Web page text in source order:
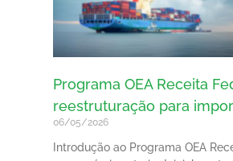
Programa OEA Receita
reestruturação para
06/05/2026
Introdução ao Programa OEA